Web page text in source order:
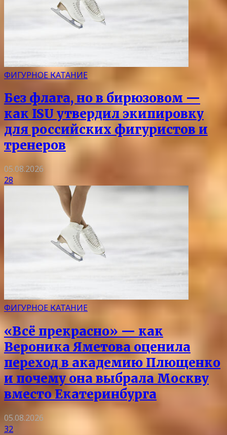
ФИГУРНОЕ КАТАНИЕ
Без флага, но в бирюзовом —
как ISU утвердил экипировку
для российских фигуристов и
тренеров
05.08.2026
28
ФИГУРНОЕ КАТАНИЕ
«Всё прекрасно» — как
Вероника Яметова оценила
переход в академию Плющенко
и почему она выбрала Москву
вместо Екатеринбурга
05.08.2026
32